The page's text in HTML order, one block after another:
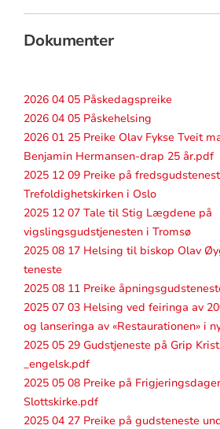
Dokumenter
2026 04 05 Påskedagspreike
2026 04 05 Påskehelsing
2026 01 25 Preike Olav Fykse Tveit
Benjamin Hermansen-drap 25 år.pdf
2025 12 09 Preike på
Trefoldighetskirken i Oslo
2025 12 07 Tale til Stig Lægdene på
vigslingsgudstjenesten i Tromsø
2025 08 17 Helsing til biskop Olav
teneste
2025 08 11 Preike
2025 07 03 Helsing ved feiringa av
og lanseringa av «Restaurationen» i
2025 05 29 Gudstjeneste på Grip
_engelsk.pdf
2025 05 08 Preike på
Slottskirke.pdf
2025 04 27 Preike på gudsteneste